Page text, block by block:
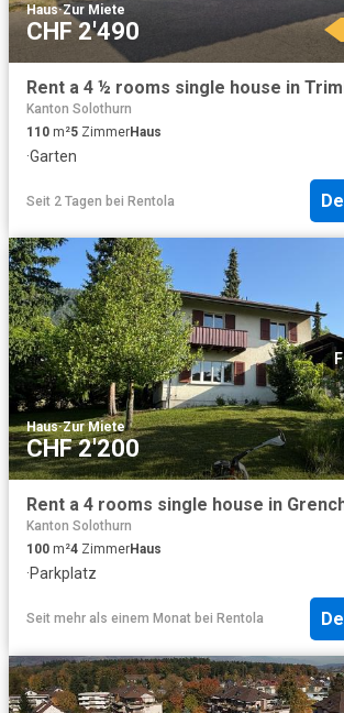
Haus·Zur Miete
CHF 2'490
Kanton Solothurn
110 m²5 ZimmerHaus
·Garten
Seit 2 Tagen bei Rentola
Haus·Zur Miete
CHF 2'200
Rent a 4 rooms single house in
Kanton Solothurn
100 m²4 ZimmerHaus
·Parkplatz
Seit mehr als einem Monat bei Rentola